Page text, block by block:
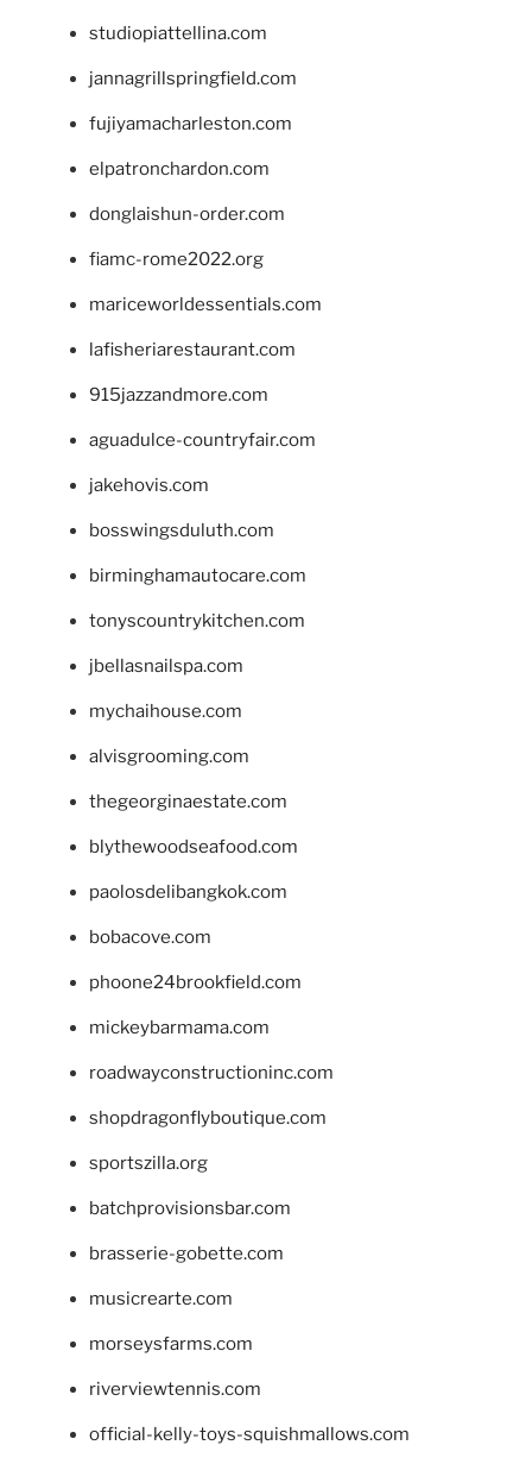
studiopiattellina.com
jannagrillspringfield.com
fujiyamacharleston.com
elpatronchardon.com
donglaishun-order.com
fiamc-rome2022.org
mariceworldessentials.com
lafisheriarestaurant.com
915jazzandmore.com
aguadulce-countryfair.com
jakehovis.com
bosswingsduluth.com
birminghamautocare.com
tonyscountrykitchen.com
jbellasnailspa.com
mychaihouse.com
alvisgrooming.com
thegeorginaestate.com
blythewoodseafood.com
paolosdelibangkok.com
bobacove.com
phoone24brookfield.com
mickeybarmama.com
roadwayconstructioninc.com
shopdragonflyboutique.com
sportszilla.org
batchprovisionsbar.com
brasserie-gobette.com
musicrearte.com
morseysfarms.com
riverviewtennis.com
official-kelly-toys-squishmallows.com